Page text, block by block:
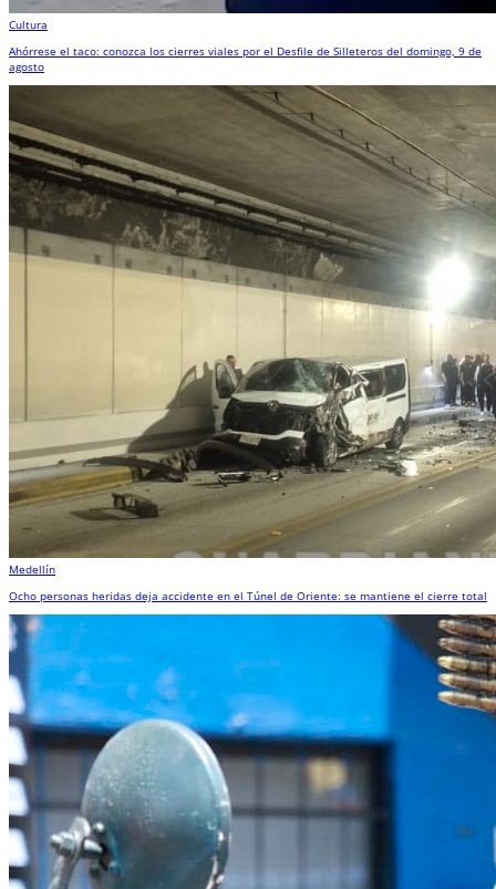
Cultura
Ahórrese el taco: conozca los cierres viales por el Desfile de Silleteros del domingo, 9 de
agosto
Medellín
Ocho personas heridas deja accidente en el Túnel de Oriente: se mantiene el cierre total